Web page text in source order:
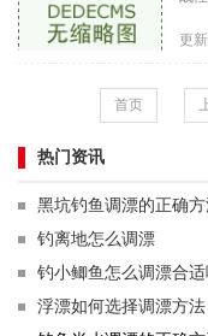
同
更
首页
热门资讯
黑坑钓鱼调漂的正确方
钓离地怎么调漂
钓小鲫鱼怎么调漂合
浮漂如何选择调漂方法